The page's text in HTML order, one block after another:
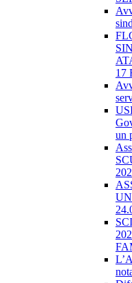
17
un